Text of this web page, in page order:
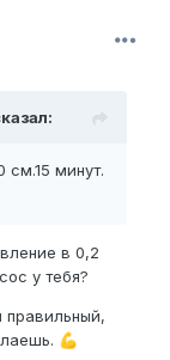
см.15 минут.
в 0,2
у тебя?
💪